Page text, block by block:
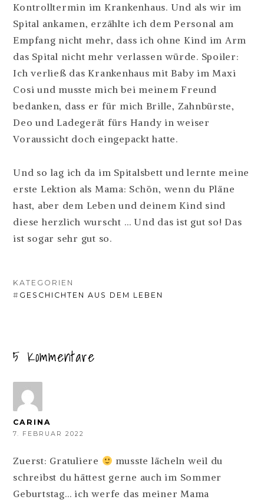
Kontrolltermin im Krankenhaus. Und als wir im
Spital ankamen, erzählte ich dem Personal am
Empfang nicht mehr, dass ich ohne Kind im Arm
das Spital nicht mehr verlassen würde. Spoiler:
Ich verließ das Krankenhaus mit Baby im Maxi
Cosi und musste mich bei meinem Freund
bedanken, dass er für mich Brille, Zahnbürste,
Deo und Ladegerät fürs Handy in weiser
Voraussicht doch eingepackt hatte.
Und so lag ich da im Spitalsbett und lernte meine
erste Lektion als Mama: Schön, wenn du Pläne
hast, aber dem Leben und deinem Kind sind
diese herzlich wurscht … Und das ist gut so! Das
ist sogar sehr gut so.
KATEGORIEN
# GESCHICHTEN AUS DEM LEBEN
5 Kommentare
CARINA
7. FEBRUAR 2022
Zuerst: Gratuliere
musste lächeln weil du
schreibst du hättest gerne auch im Sommer
Geburtstag… ich werfe das meiner Mama